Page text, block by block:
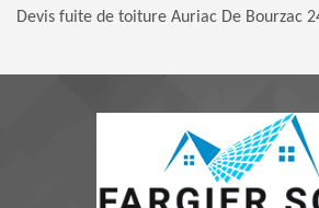
Devis fuite de toiture Auriac De Bourzac